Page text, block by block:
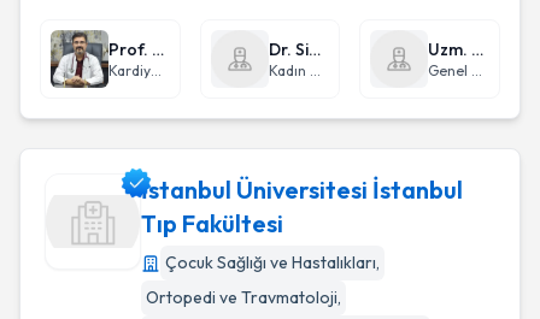
Prof. Dr. Hüseyin Gündüz
Kardiyoloji
Dr. Sinan Zorsu
Kadın Hastalıkları ve Doğum
Uzm. Dr. Metin Ercan
Genel Cerrahi
İstanbul Üniversitesi İstanbul
Tıp Fakültesi
Çocuk Sağlığı ve Hastalıkları,
Ortopedi ve Travmatoloji,